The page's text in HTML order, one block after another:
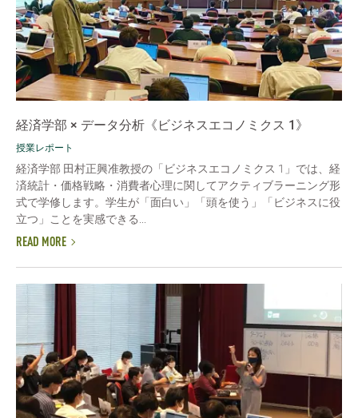
経済学部 × データ分析《ビジネスエコノミクス 1》
授業レポート
経済学部 田村正興准教授の「ビジネスエコノミクス 1」では、経
済統計・価格戦略・消費者心理に関してアクティブラーニング形
式で学修します。学生が「面白い」「頭を使う」「ビジネスに役
立つ」ことを実感できる...
READ MORE